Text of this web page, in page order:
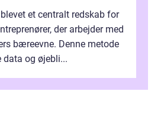
et centralt redskab for
der arbejder med
bæreevne. Denne metode
data og øjebli...